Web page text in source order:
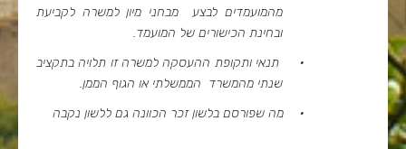
מהמועמדים לבצע מבחני מיון למשרה לקביעת
ובחינת הכישורים של המועמד.
·
תנאי ותקופת ההעסקה למשרה זו תלויה בתקציב
שנתי מהמשרד הממשלתי או הגוף הממן.
·
מה שפורסם בלשון זכר הכוונה גם ללשון נקבה